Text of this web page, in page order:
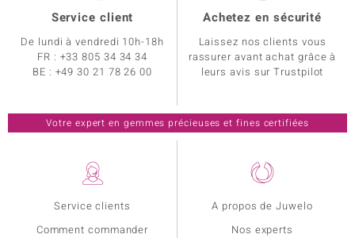
Service clients
Comment commander
A propos de Juwelo
Nos experts
Service client
De lundi à vendredi 10h-18h
FR : +33 805 34 34 34
BE : +49 30 21 78 26 00
Achetez en sécurité
Laissez nos clients vous
rassurer avant achat grâce à
leurs avis sur Trustpilot
Votre expert en gemmes précieuses et fines certifiées